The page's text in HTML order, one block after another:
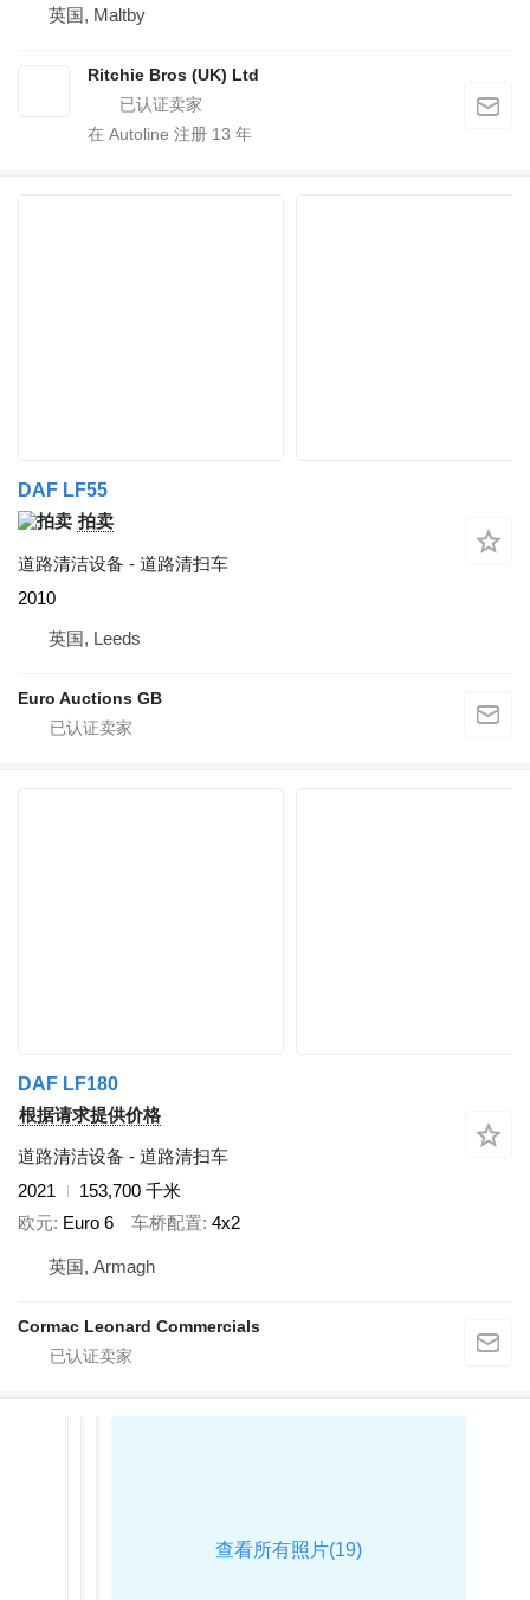
英国, Maltby
Ritchie Bros (UK) Ltd
在 Autoline 注册 13 年
DAF LF55
拍卖
道路清洁设备 - 道路清扫车
2010
英国, Leeds
Euro Auctions GB
DAF LF180
根据请求提供价格
道路清洁设备 - 道路清扫车
2021
153,700 千米
欧元 Euro 6 车桥配置 4x2
英国, Armagh
Cormac Leonard Commercials